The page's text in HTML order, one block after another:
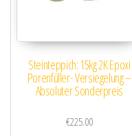
Steinteppich: 15kg 2K Epoxi
Porenfüller- Versiegelung –
Absoluter Sonderpreis
€225.00